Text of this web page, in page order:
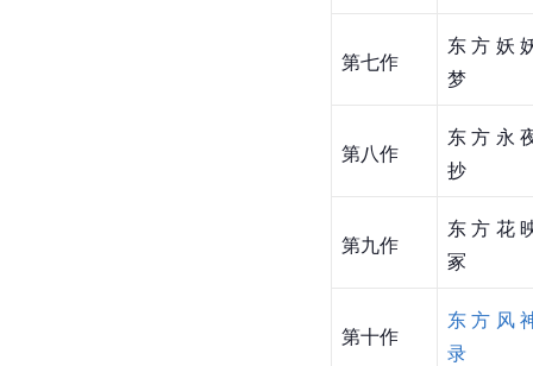
第七作
东方妖
梦
第八作
东方永
抄
第九作
东方花
冢
第十作
东方风
录